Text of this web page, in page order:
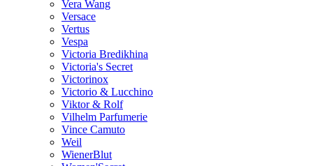
Vera Wang
Versace
Vertus
Vespa
Victoria Bredikhina
Victoria's Secret
Victorinox
Victorio & Lucchino
Viktor & Rolf
Vilhelm Parfumerie
Vince Camuto
Weil
WienerBlut